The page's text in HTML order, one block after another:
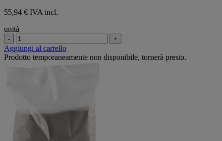
55,94 € IVA incl.
unità
- +
Aggiungi al carrello
Prodotto temporaneamente non disponibile, tornerà presto.